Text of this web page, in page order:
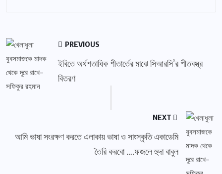
PREVIOUS
ইবিতে অর্ধশতাধিক শীতার্তের মাঝে সিআরসি’র শীতবস্ত্র
বিতরণ
NEXT
আমি ভাষা সংরক্ষণ করতে এলাকায় ভাষা ও সাংস্কৃতি একাডেমি
তৈরি করবো ….ফজলে হুদা বাবুল